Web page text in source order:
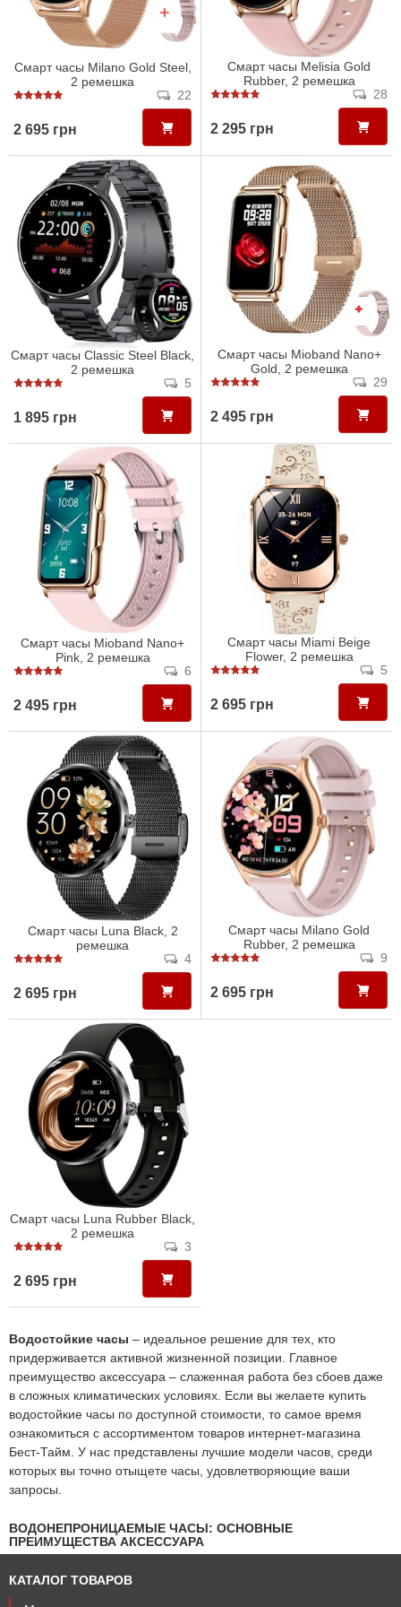
Водостойкие часы – идеальное решение для тех, кто
придерживается активной жизненной позиции. Главное
преимущество аксессуара – слаженная работа без сбоев даже
в сложных климатических условиях. Если вы желаете купить
водостойкие часы по доступной стоимости, то самое время
ознакомиться с ассортиментом товаров интернет-магазина
Бест-Тайм. У нас представлены лучшие модели часов, среди
которых вы точно отыщете часы, удовлетворяющие ваши
запросы.
ВОДОНЕПРОНИЦАЕМЫЕ ЧАСЫ: ОСНОВНЫЕ
ПРЕИМУЩЕСТВА АКСЕССУАРА
которые всегда на пике популярности. Устройство оснащено
Смарт часы Milano Gold Steel,
2 ремешка
22
2 695 грн
Смарт часы Melisia Gold
Rubber, 2 ремешка
28
2 295 грн
Смарт часы Classic Steel Black,
2 ремешка
5
1 895 грн
Смарт часы Mioband Nano+
Gold, 2 ремешка
29
2 495 грн
Смарт часы Mioband Nano+
Pink, 2 ремешка
6
2 495 грн
Смарт часы Miami Beige
Flower, 2 ремешка
5
2 695 грн
Смарт часы Luna Black, 2
ремешка
4
2 695 грн
Смарт часы Milano Gold
Rubber, 2 ремешка
9
2 695 грн
Смарт часы Luna Rubber Black,
2 ремешка
3
2 695 грн
КАТАЛОГ ТОВАРОВ